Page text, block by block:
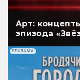
Арт:
эпизода
РЕКЛАМА